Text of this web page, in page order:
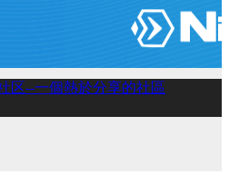
区--一個熱於分享的社區